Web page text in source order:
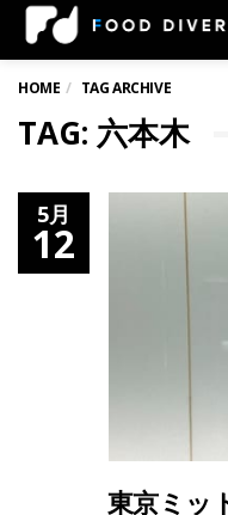
HOME TAG ARCHIVE
TAG: 六本木
5月
12
東京ミッ